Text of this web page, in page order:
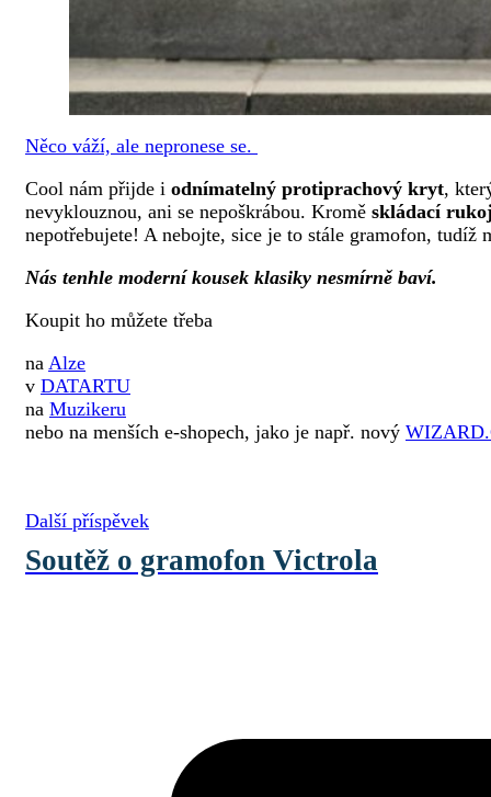
Něco váží, ale nepronese se.
Cool nám přijde i odnímatelný protiprachový kryt,
nevyklouznou, ani se nepoškrábou. Kromě skládací
nepotřebujete! A nebojte, sice je to stále gramofon,
Nás tenhle moderní kousek klasiky nesmírně baví.
Koupit ho můžete třeba
na Alze
v DATARTU
na Muzikeru
nebo na menších e-shopech, jako je např. nový
Další příspěvek
Soutěž o gramofon Victrola